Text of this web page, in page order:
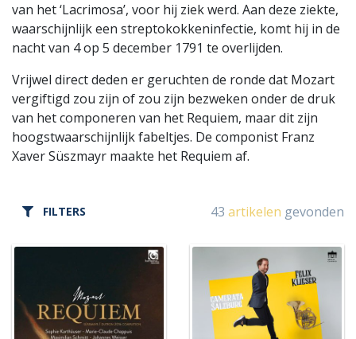
van het ‘Lacrimosa’, voor hij ziek werd. Aan deze ziekte,
waarschijnlijk een streptokokkeninfectie, komt hij in de
nacht van 4 op 5 december 1791 te overlijden.
Vrijwel direct deden er geruchten de ronde dat Mozart
vergiftigd zou zijn of zou zijn bezweken onder de druk
van het componeren van het Requiem, maar dit zijn
hoogstwaarschijnlijk fabeltjes. De componist Franz
Xaver Süszmayr maakte het Requiem af.
FILTERS 43 artikelen gevonden